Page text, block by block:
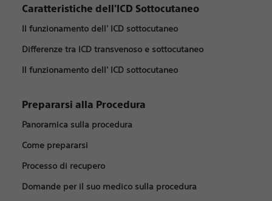
Caratteristiche dell'ICD Sottocutaneo
Il funzionamento dell' ICD sottocutaneo
Differenze tra ICD transvenoso e sottocutaneo
Il funzionamento dell' ICD sottocutaneo
Prepararsi alla Procedura
Panoramica sulla procedura
Come prepararsi
Processo di recupero
Domande per il suo medico sulla procedura